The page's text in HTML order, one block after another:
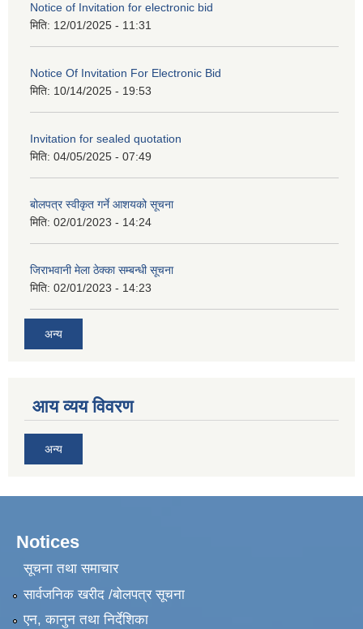
Notice of Invitation for electronic bid
मिति: 12/01/2025 - 11:31
Notice Of Invitation For Electronic Bid
मिति: 10/14/2025 - 19:53
Invitation for sealed quotation
मिति: 04/05/2025 - 07:49
बोलपत्र स्वीकृत गर्ने आशयको सूचना
मिति: 02/01/2023 - 14:24
जिराभवानी मेला ठेक्का सम्बन्धी सूचना
मिति: 02/01/2023 - 14:23
अन्य
आय व्यय विवरण
अन्य
Notices
सूचना तथा समाचार
सार्वजनिक खरीद /बोलपत्र सूचना
एन, कानुन तथा निर्देशिका